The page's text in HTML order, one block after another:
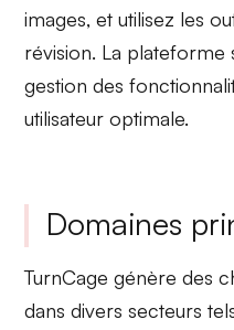
images, et utilisez les
révision. La plateforme
gestion des
utilisateur optimale.
Domaines
TurnCage génère des
dans divers secteurs